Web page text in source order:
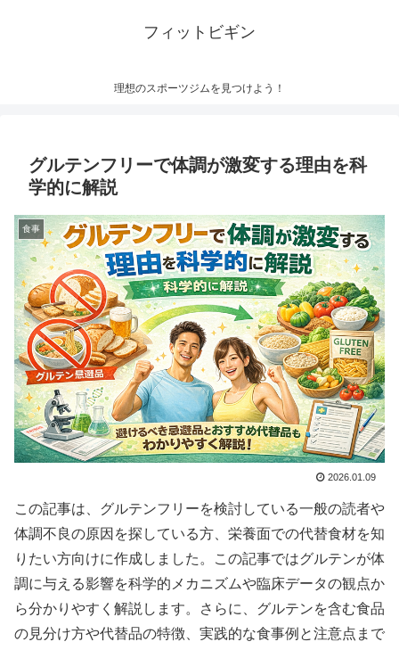
フィットビギン
理想のスポーツジムを見つけよう！
グルテンフリーで体調が激変する理由を科
学的に解説
食事
2026.01.09
この記事は、グルテンフリーを検討している一般の読者や
体調不良の原因を探している方、栄養面での代替食材を知
りたい方向けに作成しました。この記事ではグルテンが体
調に与える影響を科学的メカニズムや臨床データの観点か
ら分かりやすく解説します。さらに、グルテンを含む食品
の見分け方や代替品の特徴、実践的な食事例と注意点まで